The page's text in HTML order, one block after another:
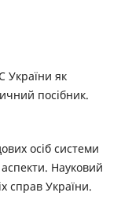
України як
посібник.
осіб системи
Науковий
справ України.